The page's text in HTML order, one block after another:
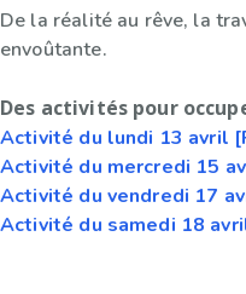
De la réalité au rêve, la
envoûtante.
Des activités pour
Activité du lundi 13 avril
Activité du mercredi 15
Activité du vendredi 17
Activité du samedi 18